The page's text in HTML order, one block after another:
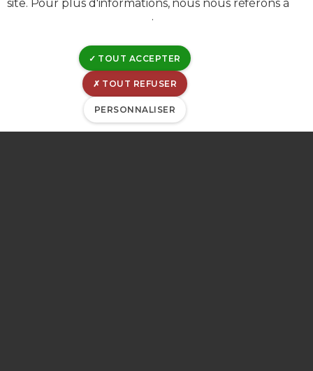
site. Pour plus d'informations, nous nous référons à
.
TOUT ACCEPTER
TOUT REFUSER
PERSONNALISER